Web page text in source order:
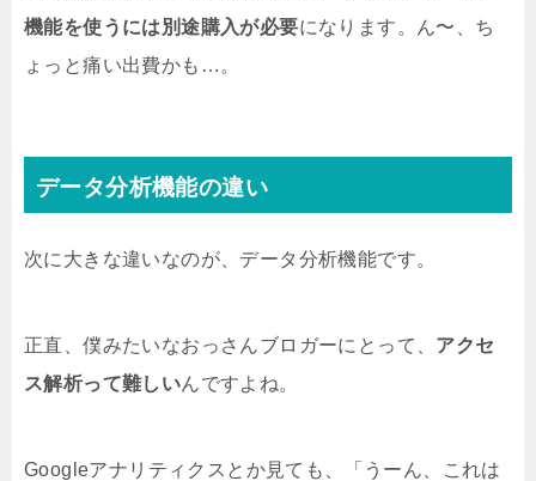
機能を使うには別途購入が必要になります。ん〜、ち
ょっと痛い出費かも…。
データ分析機能の違い
次に大きな違いなのが、データ分析機能です。
正直、僕みたいなおっさんブロガーにとって、 アクセ
ス解析って難しいんですよね。
Googleアナリティクスとか見ても、「うーん、これは